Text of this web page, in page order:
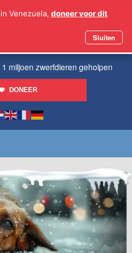
miljoen zwerfdieren geholpen
DONEER
Venezuela, doneer voor dit
Sluiten